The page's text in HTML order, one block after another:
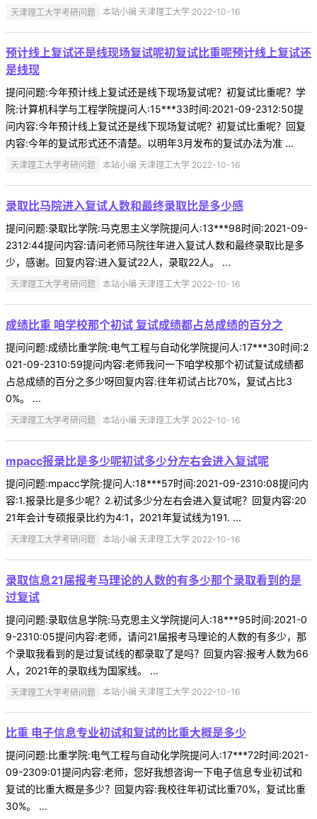
天津理工大学考研问题 本站小编 天津理工大学 2022-10-16
预计线上复试还是线现场复试呢初复试比重呢预计线上复试还
是线现
提问问题:今年预计线上复试还是线下现场复试呢？初复试比重呢？学
院:计算机科学与工程学院提问人:15***33时间:2021-09-2312:50提
问内容:今年预计线上复试还是线下现场复试呢？初复试比重呢？回复
内容:今年的复试形式还不清楚。以明年3月发布的复试办法为准 ...
天津理工大学考研问题 本站小编 天津理工大学 2022-10-16
录取比马院进入复试人数和最终录取比是多少感
提问问题:录取比学院:马克思主义学院提问人:13***98时间:2021-09-
2312:44提问内容:请问老师马院往年进入复试人数和最终录取比是多
少，感谢。回复内容:进入复试22人，录取22人。 ...
天津理工大学考研问题 本站小编 天津理工大学 2022-10-16
成绩比重 咱学校那个初试 复试成绩都占总成绩的百分之
提问问题:成绩比重学院:电气工程与自动化学院提问人:17***30时间:2
021-09-2310:59提问内容:老师我问一下咱学校那个初试复试成绩都
占总成绩的百分之多少呀回复内容:往年初试占比70%，复试占比3
0%。 ...
天津理工大学考研问题 本站小编 天津理工大学 2022-10-16
mpacc报录比是多少呢初试多少分左右会进入复试呢
提问问题:mpacc学院:提问人:18***57时间:2021-09-2310:08提问内
容:1.报录比是多少呢？2.初试多少分左右会进入复试呢？回复内容:20
21年会计专硕报录比约为4:1，2021年复试线为191. ...
天津理工大学考研问题 本站小编 天津理工大学 2022-10-16
录取信息21届报考马理论的人数的有多少那个录取看到的是
过复试
提问问题:录取信息学院:马克思主义学院提问人:18***95时间:2021-0
9-2310:05提问内容:老师，请问21届报考马理论的人数的有多少，那
个录取我看到的是过复试线的都录取了是吗？回复内容:报考人数为66
人，2021年的录取线为国家线。 ...
天津理工大学考研问题 本站小编 天津理工大学 2022-10-16
比重 电子信息专业初试和复试的比重大概是多少
提问问题:比重学院:电气工程与自动化学院提问人:17***72时间:2021-
09-2309:01提问内容:老师，您好我想咨询一下电子信息专业初试和
复试的比重大概是多少？回复内容:我校往年初试比重70%，复试比重
30%。 ...